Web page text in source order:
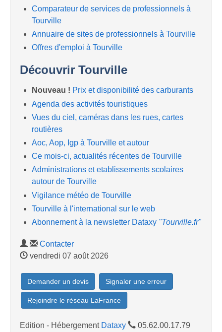
Comparateur de services de professionnels à
Tourville
Annuaire de sites de professionnels à Tourville
Offres d'emploi à Tourville
Découvrir Tourville
Nouveau ! Prix et disponibilité des carburants
Agenda des activités touristiques
Vues du ciel, caméras dans les rues, cartes
routières
Aoc, Aop, Igp à Tourville et autour
Ce mois-ci, actualités récentes de Tourville
Administrations et etablissements scolaires
autour de Tourville
Vigilance météo de Tourville
Tourville à l'international sur le web
Abonnement à la newsletter Dataxy "Tourville.fr"
Contacter
vendredi 07 août 2026
Demander un devis Signaler une erreur
Rejoindre le réseau LaFrance
Edition - Hébergement Dataxy
05.62.00.17.79